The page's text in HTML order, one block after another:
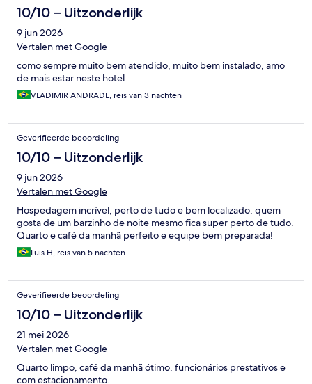
10/10 – Uitzonderlijk
9 jun 2026
Vertalen met Google
como sempre muito bem atendido, muito bem instalado, amo
de mais estar neste hotel
VLADIMIR ANDRADE, reis van 3 nachten
Geverifieerde beoordeling
10/10 – Uitzonderlijk
9 jun 2026
Vertalen met Google
Hospedagem incrível, perto de tudo e bem localizado, quem
gosta de um barzinho de noite mesmo fica super perto de tudo.
Quarto e café da manhã perfeito e equipe bem preparada!
Luis H, reis van 5 nachten
Geverifieerde beoordeling
10/10 – Uitzonderlijk
21 mei 2026
Vertalen met Google
Quarto limpo, café da manhã ótimo, funcionários prestativos e
com estacionamento.